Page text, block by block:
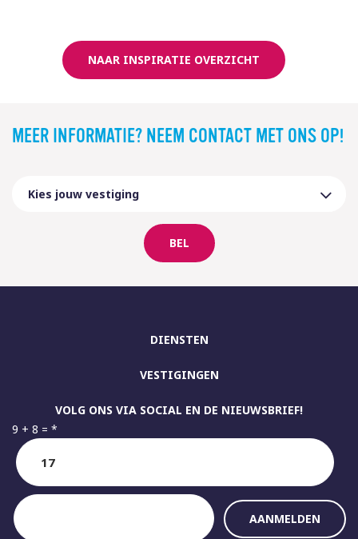
NAAR INSPIRATIE OVERZICHT
MEER INFORMATIE? NEEM CONTACT MET ONS OP!
BEL
VOLG ONS VIA SOCIAL EN DE NIEUWSBRIEF!
9 + 8 = *
DIENSTEN
VESTIGINGEN